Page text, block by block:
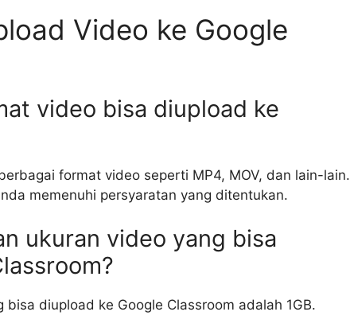
Video ke Google
video bisa diupload ke
format video seperti MP4, MOV, dan lain-lain.
memenuhi persyaratan yang ditentukan.
ukuran video yang bisa
diupload ke Google Classroom adalah 1GB.